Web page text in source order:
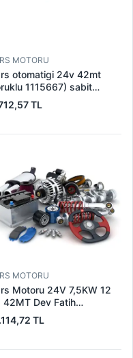
MOTORU
otomatigi 24v 42mt
1115667) sabit
3604650rx 7t0258
TL
MOTORU
Motoru 24V 7,5KW 12
42MT Dev Fatih
963B Cummins
John Deere
| OEM 0R2186
TL